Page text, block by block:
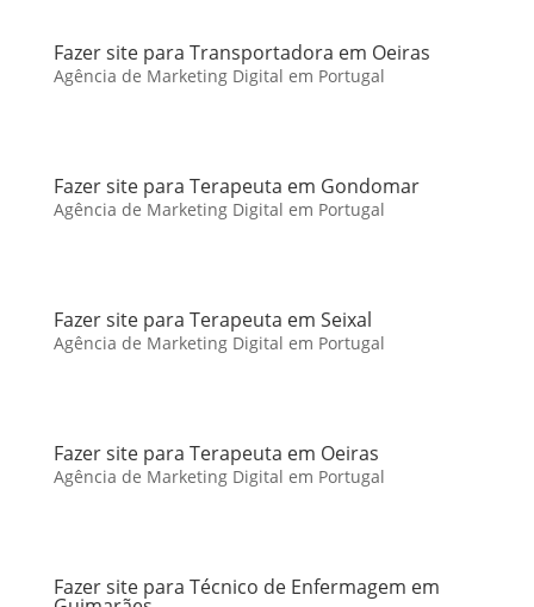
Fazer site para Transportadora em Oeiras
Agência de Marketing Digital em Portugal
Fazer site para Terapeuta em Gondomar
Agência de Marketing Digital em Portugal
Fazer site para Terapeuta em Seixal
Agência de Marketing Digital em Portugal
Fazer site para Terapeuta em Oeiras
Agência de Marketing Digital em Portugal
Fazer site para Técnico de Enfermagem em